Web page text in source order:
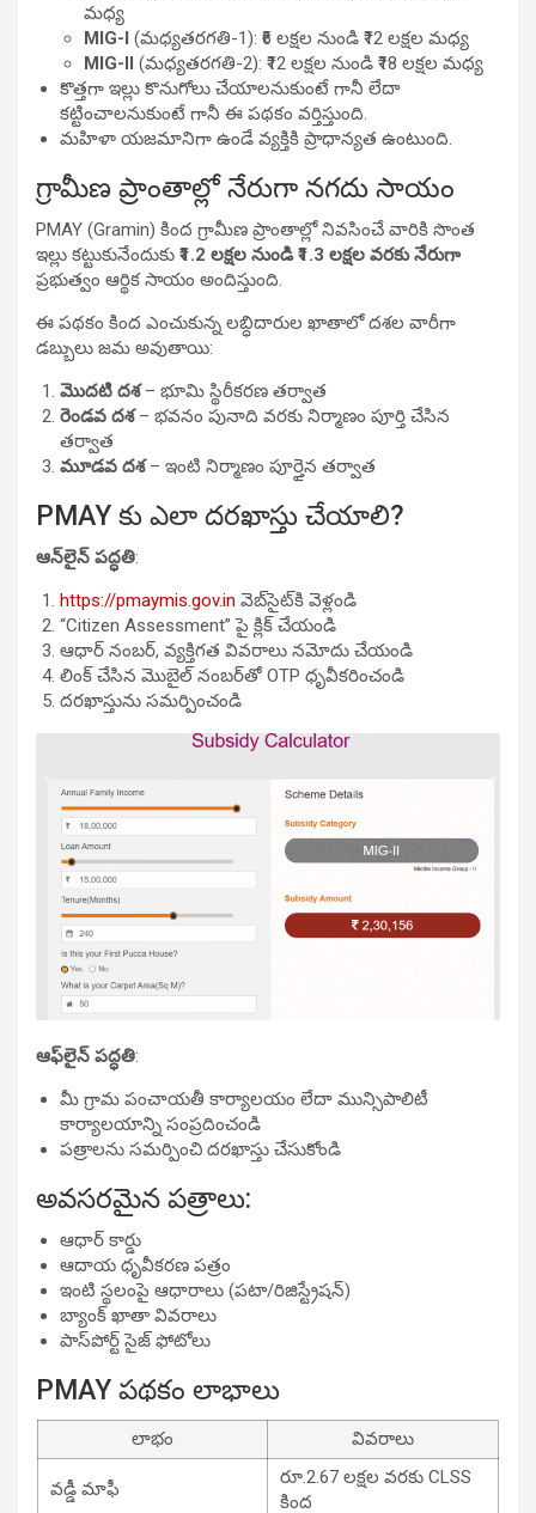
మధ్య
MIG-I (మధ్యతరగతి-1): ₹6 లక్షల నుండి ₹12 లక్షల మధ్య
MIG-II (మధ్యతరగతి-2): ₹12 లక్షల నుండి ₹18 లక్షల మధ్య
కొత్తగా ఇల్లు కొనుగోలు చేయాలనుకుంటే గానీ లేదా
కట్టించాలనుకుంటే గానీ ఈ పథకం వర్తిస్తుంది.
మహిళా యజమానిగా ఉండే వ్యక్తికి ప్రాధాన్యత ఉంటుంది.
గ్రామీణ ప్రాంతాల్లో నేరుగా నగదు సాయం
PMAY (Gramin) కింద గ్రామీణ ప్రాంతాల్లో నివసించే వారికి సొంత
ఇల్లు కట్టుకునేందుకు ₹1.2 లక్షల నుండి ₹1.3 లక్షల వరకు నేరుగా
ప్రభుత్వం ఆర్థిక సాయం అందిస్తుంది.
ఈ పథకం కింద ఎంచుకున్న లబ్ధిదారుల ఖాతాలో దశల వారీగా
డబ్బులు జమ అవుతాయి:
మొదటి దశ– భూమి స్థిరీకరణ తర్వాత
రెండవ దశ– భవనం పునాది వరకు నిర్మాణం పూర్తి చేసిన
తర్వాత
మూడవ దశ– ఇంటి నిర్మాణం పూర్తైన తర్వాత
PMAY కు ఎలా దరఖాస్తు చేయాలి?
ఆన్‌లైన్ పద్ధతి:
https://pmaymis.gov.in వెబ్‌సైట్‌కి వెళ్లండి
“Citizen Assessment” పై క్లిక్ చేయండి
ఆధార్ నంబర్, వ్యక్తిగత వివరాలు నమోదు చేయండి
లింక్ చేసిన మొబైల్ నంబర్‌తో OTP ధృవీకరించండి
దరఖాస్తును సమర్పించండి
ఆఫ్‌లైన్ పద్ధతి:
మీ గ్రామ పంచాయతీ కార్యాలయం లేదా మున్సిపాలిటీ
కార్యాలయాన్ని సంప్రదించండి
పత్రాలను సమర్పించి దరఖాస్తు చేసుకోండి
అవసరమైన పత్రాలు:
ఆధార్ కార్డు
ఆదాయ ధృవీకరణ పత్రం
ఇంటి స్థలంపై ఆధారాలు (పటా/రిజిస్ట్రేషన్)
బ్యాంక్ ఖాతా వివరాలు
పాస్‌పోర్ట్ సైజ్ ఫోటోలు
PMAY పథకం లాభాలు
లాభం వివరాలు
వడ్డీ మాఫీ
రూ.2.67 లక్షల వరకు CLSS
కింద